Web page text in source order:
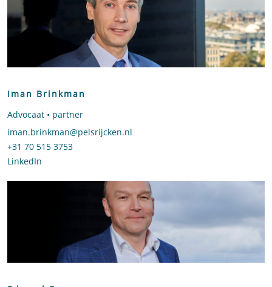
Iman Brinkman
Advocaat • partner
Stuur een e-mail naar Iman Brinkman
iman.brinkman@pelsrijcken.nl
Bel naar Iman Brinkman
+31 70 515 3753
LinkedIn